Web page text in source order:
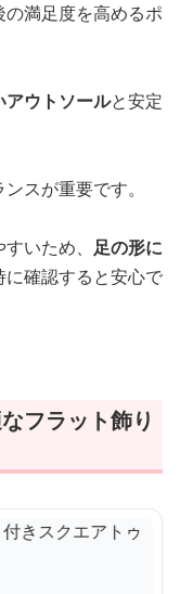
満足度を高めるポ
アウトソールと安定
スが重要です。
いため、 足の形に
確認すると安心で
フラット飾り